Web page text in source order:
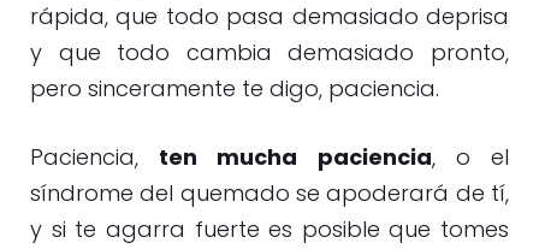
rápida, que todo pasa demasiado deprisa
y que todo cambia demasiado pronto,
pero sinceramente te digo, paciencia.
Paciencia, ten mucha paciencia, o el
síndrome del quemado se apoderará de tí,
y si te agarra fuerte es posible que tomes